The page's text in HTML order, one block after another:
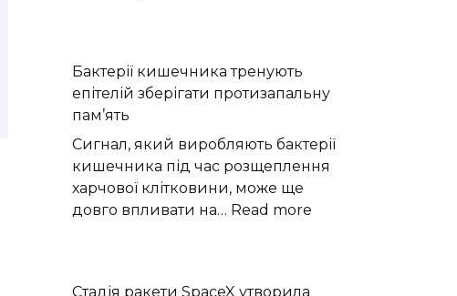
двічі
вкрала
з
магазину
Бактерії кишечника тренують
епітелій зберігати протизапальну
пам’ять
Сигнал, який виробляють бактерії
кишечника під час розщеплення
харчової клітковини, може ще
довго впливати на… Read more
Стадія ракети SpaceX утворила